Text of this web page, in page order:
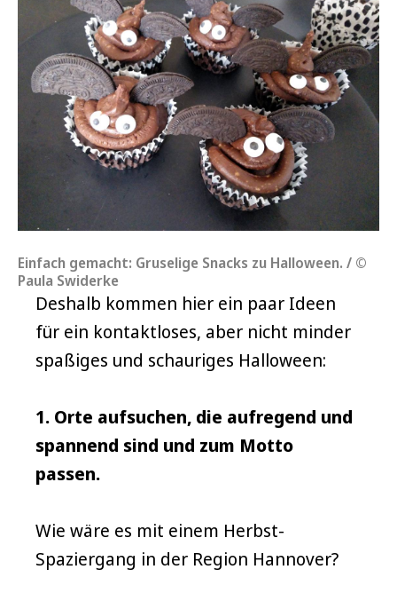
Einfach gemacht: Gruselige Snacks zu Halloween. / ©
Paula Swiderke
Deshalb kommen hier ein paar Ideen
für ein kontaktloses, aber nicht minder
spaßiges und schauriges Halloween:
1. Orte aufsuchen, die aufregend und
spannend sind und zum Motto
passen.
Wie wäre es mit einem Herbst-
Spaziergang in der Region Hannover?